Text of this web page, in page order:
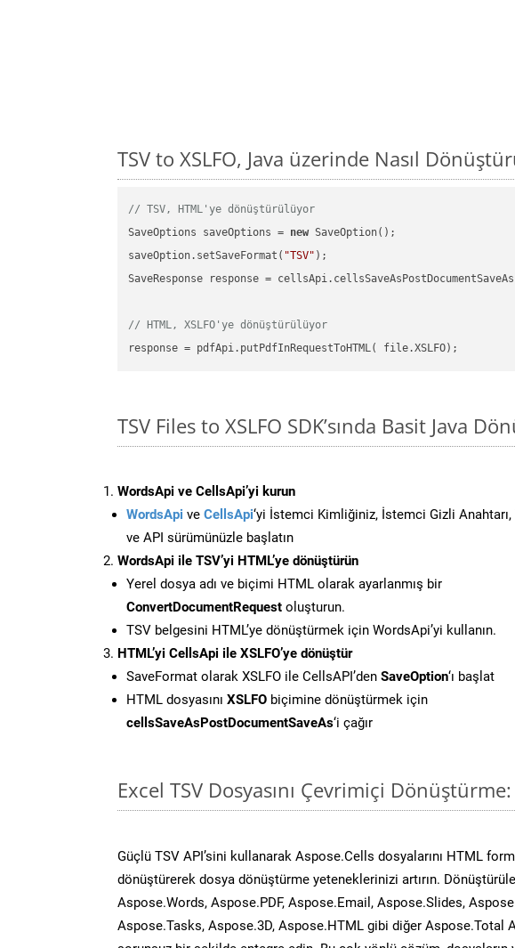
TSV to XSLFO, Java üzerinde Nasıl
// TSV, HTML'ye dönüştürülüyor
SaveOptions saveOptions = new SaveOption();
saveOption.setSaveFormat( "TSV" );
SaveResponse response =
// HTML, XSLFO'ye dönüştürülüyor
TSV Files to XSLFO SDK’sında Basit Java
WordsApi ve CellsApi’yi kurun
WordsApi ve CellsApi‘yi İstemci Kimliğiniz, İstemci Gizli Anahtarı,
ve API sürümünüzle başlatın
WordsApi ile TSV’yi HTML’ye dönüştürün
Yerel dosya adı ve biçimi HTML olarak ayarlanmış bir
ConvertDocumentRequest oluşturun.
TSV belgesini HTML’ye dönüştürmek için WordsApi’yi kullanın.
HTML’yi CellsApi ile XSLFO’ye dönüştür
SaveFormat olarak XSLFO ile CellsAPI’den SaveOption‘ı başlat
HTML dosyasını XSLFO biçimine dönüştürmek için
cellsSaveAsPostDocumentSaveAs‘i çağır
Excel TSV Dosyasını Çevrimiçi
Güçlü TSV API’sini kullanarak Aspose.Cells dosyalarını HTML
dönüştürerek dosya dönüştürme yeteneklerinizi artırın.
Aspose.Words, Aspose.PDF, Aspose.Email, Aspose.Slides,
Aspose.Tasks, Aspose.3D, Aspose.HTML gibi diğer Aspose.Total